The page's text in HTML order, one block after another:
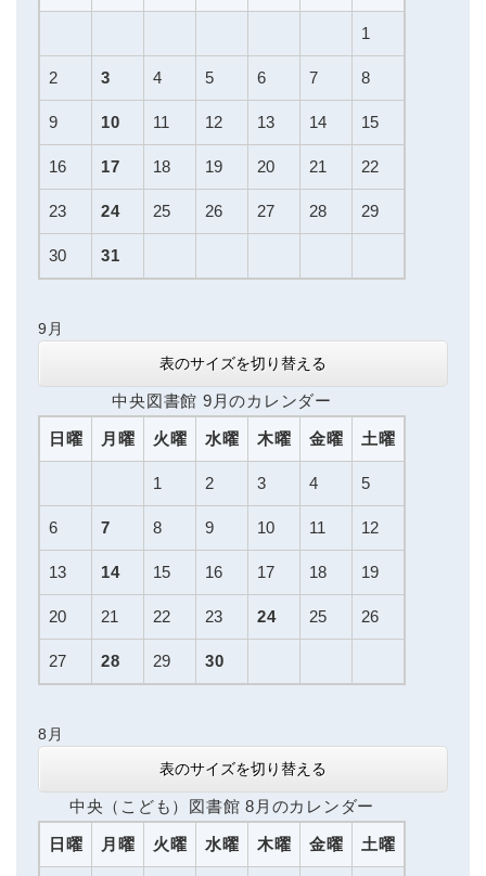
1
2 3 4 5 6 7 8
9 10 11 12 13 14 15
16 17 18 19 20 21 22
23 24 25 26 27 28 29
30 31
9月
表のサイズを切り替える
中央図書館 9月のカレンダー
日曜 月曜 火曜 水曜 木曜 金曜 土曜
1 2 3 4 5
6 7 8 9 10 11 12
13 14 15 16 17 18 19
20 21 22 23 24 25 26
27 28 29 30
8月
表のサイズを切り替える
中央（こども）図書館 8月のカレンダー
日曜 月曜 火曜 水曜 木曜 金曜 土曜